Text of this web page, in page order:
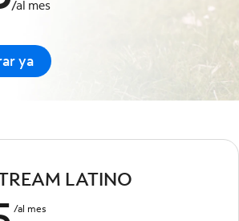
/al mes
ya
LATINO
/al mes